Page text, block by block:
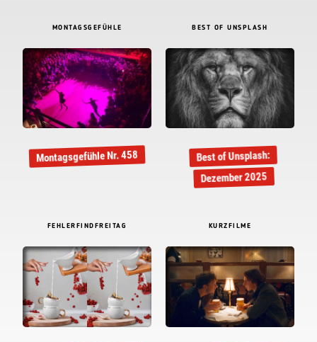
MONTAGSGEFÜHLE
Montagsgefühle Nr. 458
BEST OF UNSPLASH
Best of Unsplash:
Dezember 2025
FEHLERFINDFREITAG KURZFILME